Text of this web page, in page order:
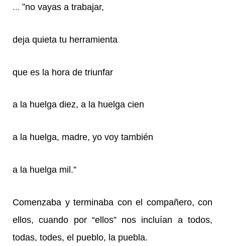
… “no vayas a trabajar,
deja quieta tu herramienta
que es la hora de triunfar
a la huelga diez, a la huelga cien
a la huelga, madre, yo voy también
a la huelga mil.”
Comenzaba y terminaba con el compañero, con
ellos, cuando por “ellos” nos incluían a todos,
todas, todes, el pueblo, la puebla.